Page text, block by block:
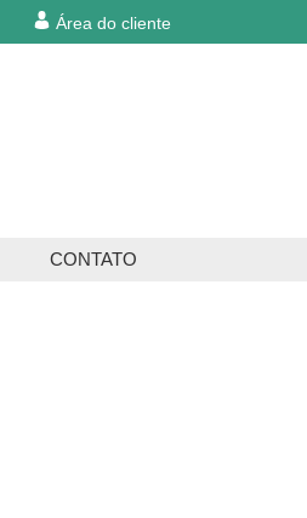
Área do cliente
CONTATO